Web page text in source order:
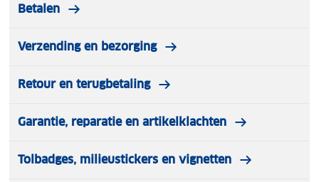
Betalen
Verzending en bezorging
Retour en terugbetaling
Garantie, reparatie en artikelklachten
Tolbadges, milieustickers en vignetten